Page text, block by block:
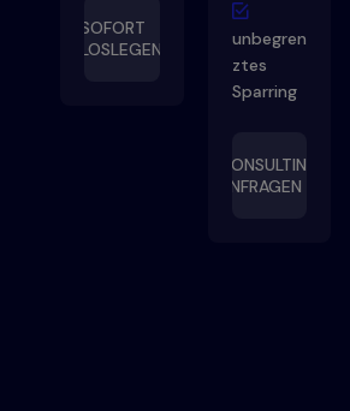
SOFORT
LOSLEGEN
unbegren
ztes
Sparring
CONSULTING
ANFRAGEN